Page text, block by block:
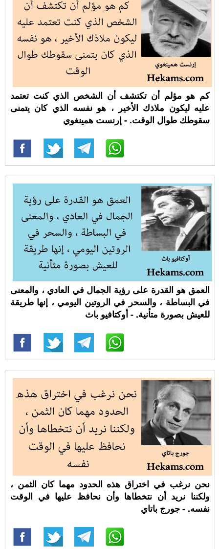
كم هو مؤلم أن تكتشف أن الشخص الذي كنت تعتمد
عليه ليكون ملاذك الأخير ، هو نفسه الذي كان يتمنى
سقوطك طوال الوقت. - إرنست همينغوي
العمق هو القدرة على رؤية الجمال في العادي ، والمعنى
في البساطة ، والسحر في الروتين اليومي ، إنها طريقة
للعيش بصورة متأنية. - أوكتافيو باث
نحن نرغب في اختراق هذه الحدود مهما كان الثمن ،
ولكننا نريد أن نتخطاها وأن نحافظ عليها في الوقت
نفسه. - جورج باتاي